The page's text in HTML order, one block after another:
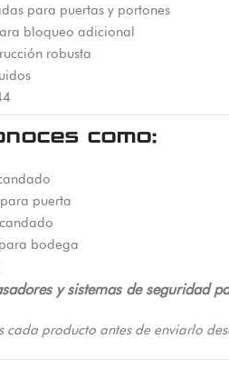
para puertas y portones
bloqueo adicional
robusta
como:
puerta
bodega
y sistemas de seguridad
cada producto antes de enviarlo